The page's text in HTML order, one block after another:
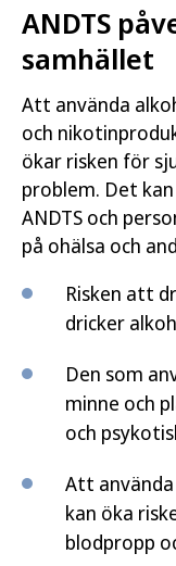
ANDTS
samhället
Att använda
och
ökar risken för
problem. Det
ANDTS och
på ohälsa och
Risken att
dricker
Den som
minne och
och
Att
kan öka
blodpropp